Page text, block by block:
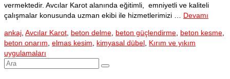
vermektedir. Avcılar Karot alanında eğitimli, emniyetli ve kaliteli
çalışmalar konusunda uzman ekibi ile hizmetlerimizi … Devamı
ankaj Avcılar Karot beton delme beton güçlendirme beton kesme
beton onarım elmas kesim kimyasal dübel Kırım ve yıkım
uygulamaları
Şunu